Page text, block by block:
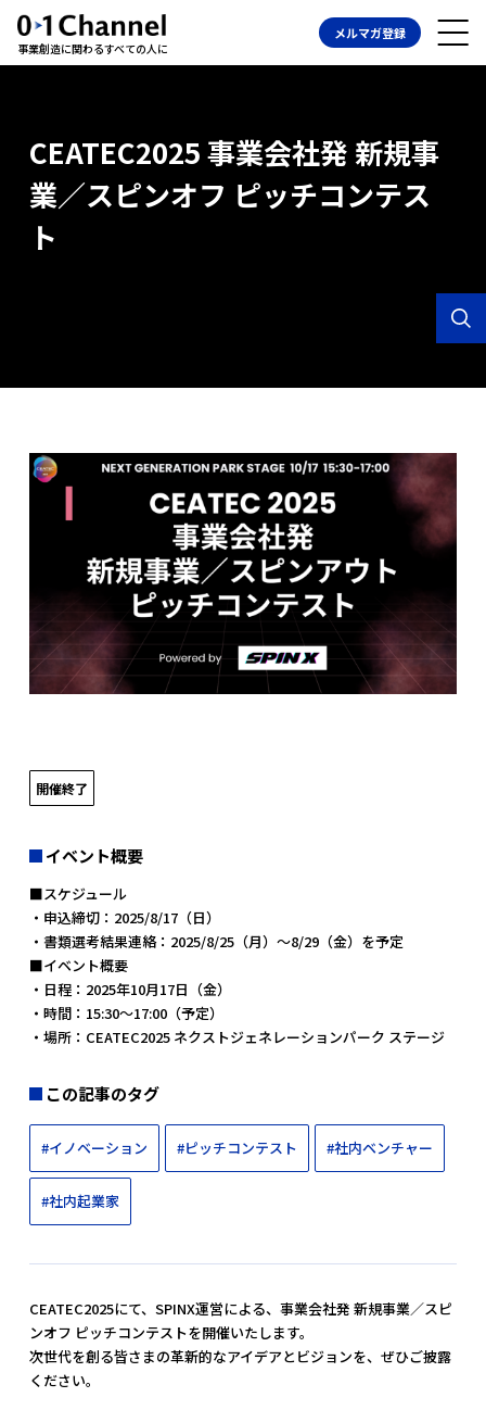
事業創造に関わるすべての人に
メルマガ登録
CEATEC2025 事業会社発 新規事
業／スピンオフ ピッチコンテス
ト
開催終了
イベント概要
■スケジュール
・申込締切：2025/8/17（日）
・書類選考結果連絡：2025/8/25（月）〜8/29（金）を予定
■イベント概要
・日程：2025年10月17日（金）
・時間：15:30〜17:00（予定）
・場所：CEATEC2025 ネクストジェネレーションパーク ステージ
この記事のタグ
#イノベーション #ピッチコンテスト #社内ベンチャー
#社内起業家
CEATEC2025にて、SPINX運営による、事業会社発 新規事業／スピ
ンオフ ピッチコンテストを開催いたします。
次世代を創る皆さまの革新的なアイデアとビジョンを、ぜひご披露
ください。